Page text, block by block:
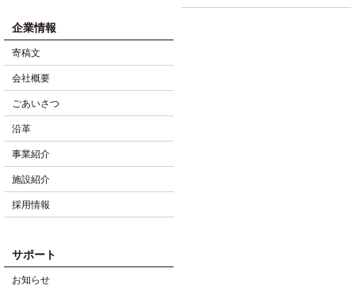
企業情報
寄稿文
会社概要
ごあいさつ
沿革
事業紹介
施設紹介
採用情報
サポート
お知らせ